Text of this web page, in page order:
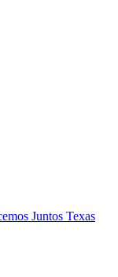
Juntos Texas